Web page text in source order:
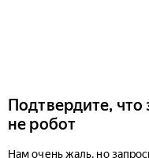
Подтвердите, что
не робот
Нам очень жаль, но